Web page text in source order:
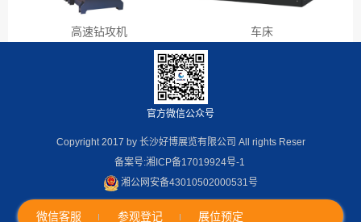
高速钻攻机 车床
官方微信公众号
Copyright 2017 by 长沙好博展览有限公司 All rights Reser
备案号:湘ICP备17019924号-1
湘公网安备43010502000531号
微信客服 参观登记 展位预定